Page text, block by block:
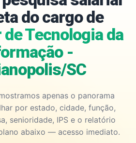
do cargo de
Tecnologia da
-
SC
apenas o panorama
por estado, cidade, função,
senioridade, IPS e o relatório
abaixo — acesso imediato.